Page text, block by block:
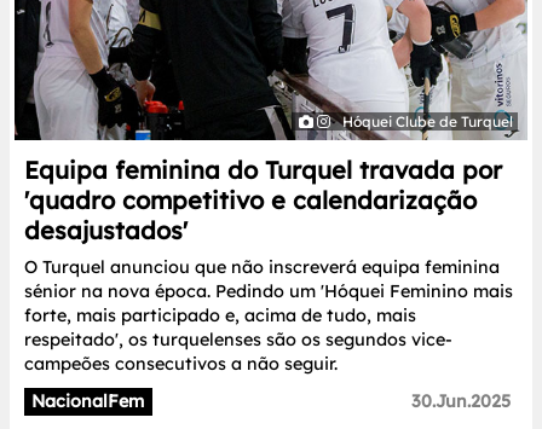
Hóquei Clube de Turquel
Equipa feminina do Turquel travada por
'quadro competitivo e calendarização
desajustados'
O Turquel anunciou que não inscreverá equipa feminina
sénior na nova época. Pedindo um 'Hóquei Feminino mais
forte, mais participado e, acima de tudo, mais
respeitado', os turquelenses são os segundos vice-
campeões consecutivos a não seguir.
NacionalFem
30.Jun.2025